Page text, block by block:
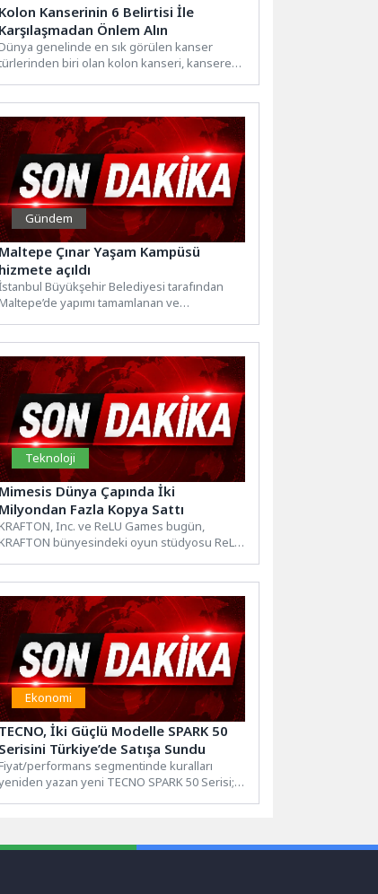
Kolon Kanserinin 6 Belirtisi İle
Karşılaşmadan Önlem Alın
genelinde en sık görülen kanser
biri olan kolon kanseri, kansere
Gündem
Maltepe Çınar Yaşam Kampüsü
hizmete açıldı
Büyükşehir Belediyesi tarafından
yapımı tamamlanan ve
Teknoloji
Mimesis Dünya Çapında İki
Milyondan Fazla Kopya Sattı
Inc. ve ReLU Games bugün,
bünyesindeki oyun stüdyosu ReLU
Ekonomi
TECNO, İki Güçlü Modelle SPARK 50
Serisini Türkiye’de Satışa Sundu
performans segmentinde kuralları
yazan yeni TECNO SPARK 50 Serisi;